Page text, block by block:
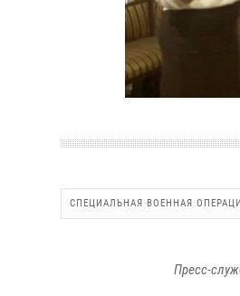
СПЕЦИАЛЬНАЯ ВОЕННАЯ
Пресс-